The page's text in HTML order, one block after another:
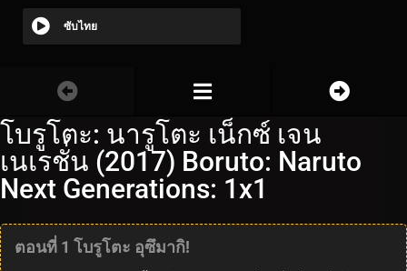
ซับไทย
โบรูโตะ: นารูโตะ เน็กซ์ เจน
เนเรชั่น (2017) Boruto: Naruto
Next Generations: 1x1
ตอนที่ 1 โบรูโตะ อุซึมากิ!